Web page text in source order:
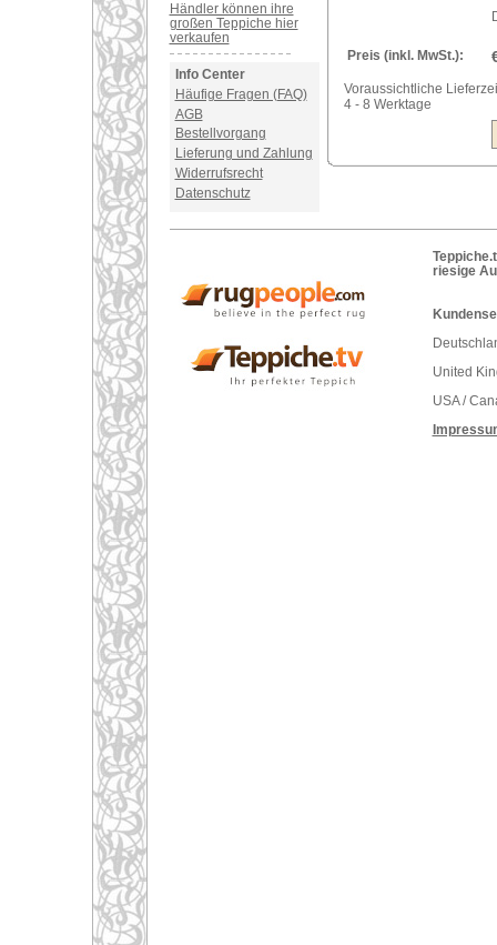
Händler können ihre
großen Teppiche hier
verkaufen
Info Center
Häufige Fragen (FAQ)
AGB
Bestellvorgang
Lieferung und Zahlung
Widerrufsrecht
Datenschutz
Preis (inkl. MwSt.):
Voraussichtliche
4 - 8 Werktage
riesige
United
USA /